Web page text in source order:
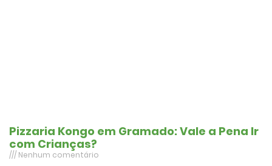
Pizzaria Kongo em Gramado: Vale a Pena Ir
com Crianças?
Nenhum comentário